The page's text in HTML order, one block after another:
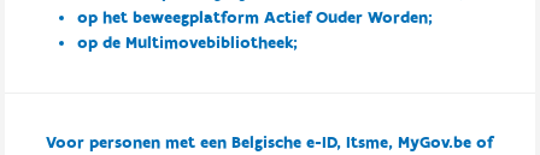
op het beweegplatform Actief Ouder Worden;
op de Multimovebibliotheek;
Voor personen met een Belgische e-ID, Itsme, MyGov.be of